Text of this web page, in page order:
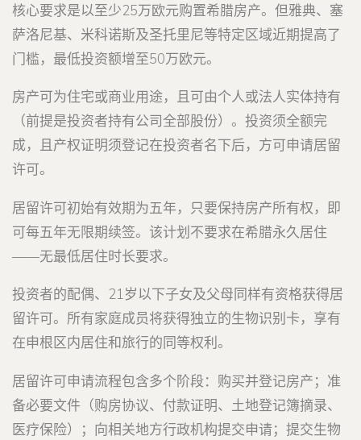
核心要求是以至少25万欧元购置希腊房产。但雅典、塞
萨洛尼基、米科诺斯及圣托里尼等特定区域近期提高了
门槛，最低投资额增至50万欧元。
房产可为住宅或商业用途，且可由个人或法人实体持有
（前提是投资者持有公司全部股份）。投资须全额完
成，且产权证明须登记在投资者名下后，方可申请居留
许可。
居留许可初始有效期为五年，只要保持房产所有权，即
可每五年无限期续签。该计划不要求在希腊永久居住
——无最低居住时长要求。
投资者的配偶、21岁以下子女及父母同样有资格获得居
留许可。所有家庭成员将获得独立的生物识别卡，享有
在申根区内居住和旅行的同等权利。
居留许可申请流程包含多个阶段：购买并登记房产；准
备必要文件（购房协议、付款证明、土地登记簿摘录、
医疗保险）；向相关地方行政机构提交申请；提交生物